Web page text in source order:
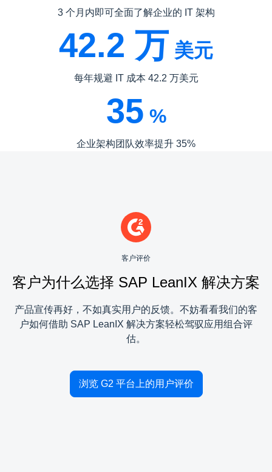
3 个月内即可全面了解企业的 IT 架构
42.2 万 美元
每年规避 IT 成本 42.2 万美元
35 %
企业架构团队效率提升 35%
客户评价
客户为什么选择 SAP LeanIX 解决方案
产品宣传再好，不如真实用户的反馈。不妨看看我们的客
户如何借助 SAP LeanIX 解决方案轻松驾驭应用组合评
估。
浏览 G2 平台上的用户评价